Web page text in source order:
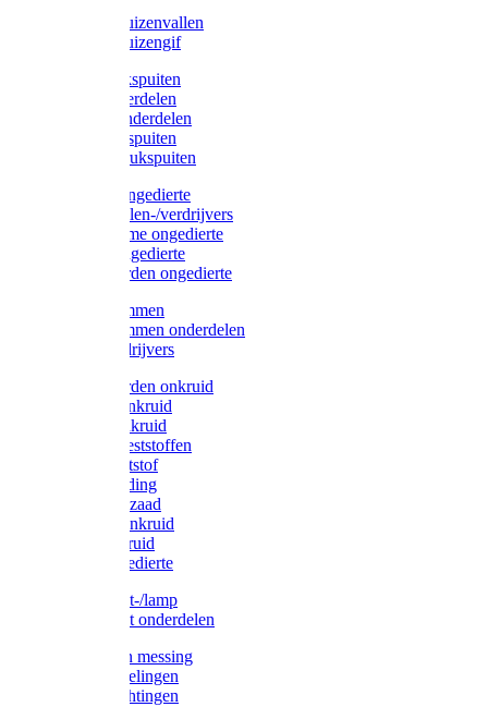
Ratten / Muizenvallen
Ratten / Muizengif
Gloria drukspuiten
Gloria onderdelen
Gardena onderdelen
Dario drukspuiten
Gardena drukspuiten
Diversen ongedierte
Insectenvallen-/verdrijvers
Protect Home ongedierte
Solabiol ongedierte
Protect Garden ongedierte
Mollenklemmen
Mollenklemmen onderdelen
Mollenverdrijvers
Protect Garden onkruid
Diversen onkruid
Solabiol onkruid
Solabiol meststoffen
Pokon meststof
Pokon voeding
Pokon graszaad
Roundup onkruid
Pokon onkruid
Pokon ongedierte
Vliegenkast-/lamp
Vliegenkast onderdelen
Zuigkorven messing
Geka koppelingen
Geka afdichtingen